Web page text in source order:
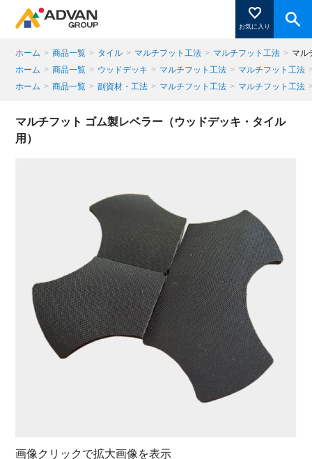
お気に入り
商品ページにある「お気に入り登録」を押すと登録した
ホーム > 商品一覧 > タイル > マルチフット工法 > マルチフット工法 > マル
ホーム > 商品一覧 > ウッドデッキ > マルチフット工法 > マルチフット工法
ホーム > 商品一覧 > 副資材・工法 > マルチフット工法 > マルチフット工法
マルチフット ゴム製レベラー（ウッドデッキ・タイル
用）
画像クリックで拡大画像を表示